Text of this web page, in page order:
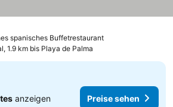
spanisches Buffetrestaurant
1.9 km bis Playa de Palma
anzeigen Preise sehen